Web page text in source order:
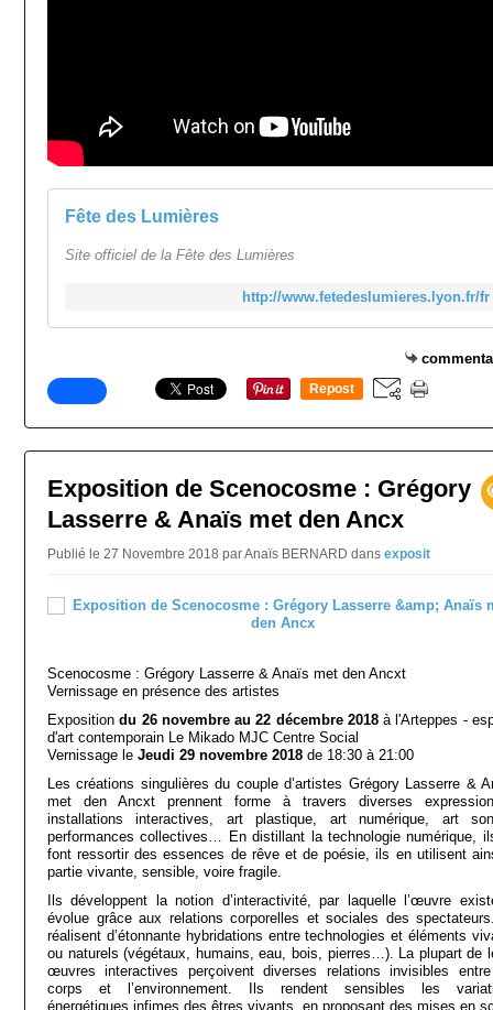
Fête des Lumières
Site officiel de la Fête des Lumières
http://www.fetedeslumieres.lyon.fr/fr
Repost
Exposition de Scenocosme : Grégory
Lasserre & Anaïs met den Ancx
Publié le 27 Novembre 2018 par Anaïs BERNARD dans exposit
Scenocosme : Grégory Lasserre & Anaïs met den Ancxt
Vernissage en présence des artistes
Expositiondu 26 novembre au 22 décembre 2018à l'Arteppes -
d'art contemporain Le Mikado MJC Centre Social
Vernissage le Jeudi 29 novembre 2018 de 18:30 à 21:00
Les créations singulières du couple d’artistes Grégory Lasserre &
met den Ancxt prennent forme à travers diverses
installations interactives, art plastique, art numérique, art
performances collectives… En distillant la technologie numérique,
font ressortir des essences de rêve et de poésie, ils en utilisent
partie vivante, sensible, voire fragile.
Ils développent la notion d’interactivité, par laquelle l’œuvre
évolue grâce aux relations corporelles et sociales des
réalisent d’étonnante hybridations entre technologies et éléments
ou naturels (végétaux, humains, eau, bois, pierres…). La plupart de
œuvres interactives perçoivent diverses relations invisibles
corps et l’environnement. Ils rendent sensibles les
énergétiques infimes des êtres vivants, en proposant des mises en